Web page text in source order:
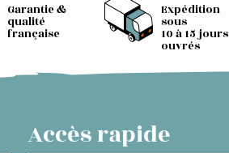
Garantie &
qualité
française
Expédition
sous
10 à 15 jours
ouvrés
Accès rapide